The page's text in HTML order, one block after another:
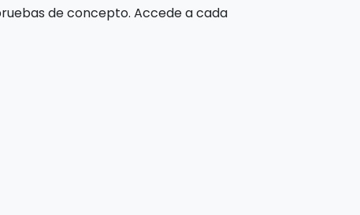
de concepto. Accede a cada